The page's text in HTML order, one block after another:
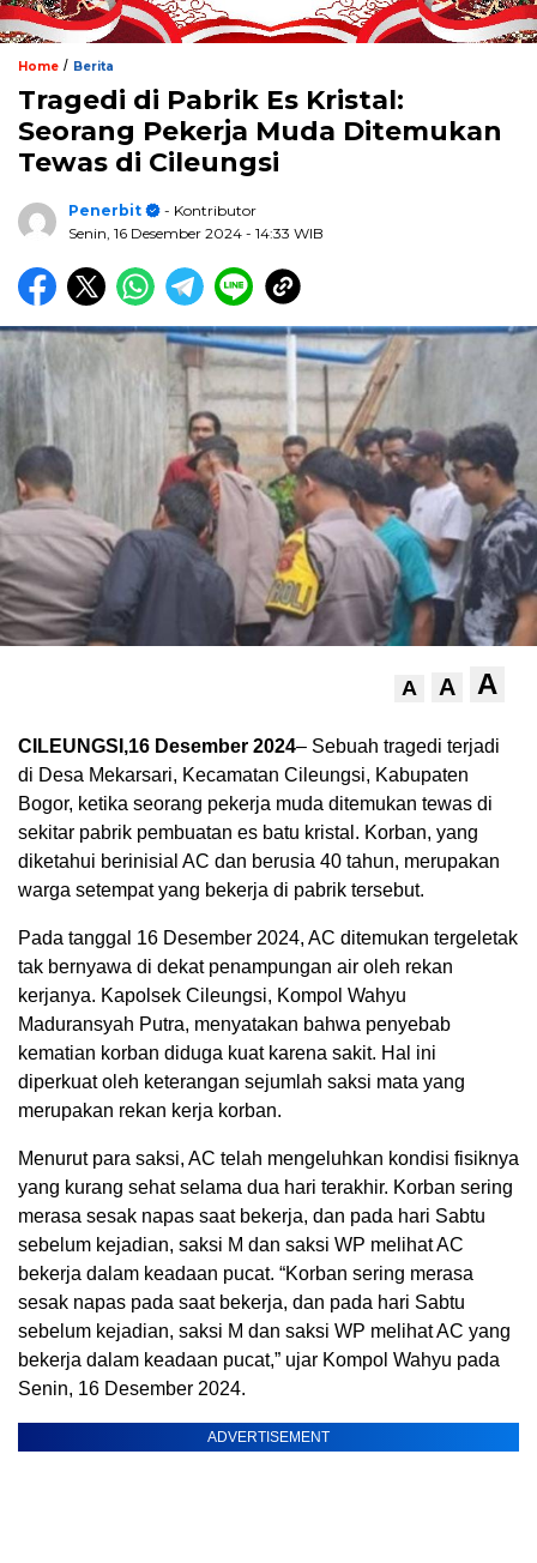
Home / Berita
Tragedi di Pabrik Es Kristal:
Seorang Pekerja Muda Ditemukan
Tewas di Cileungsi
Penerbit
- Kontributor
Senin, 16 Desember 2024 - 14:33 WIB
A A A
CILEUNGSI,16 Desember 2024– Sebuah tragedi terjadi
di Desa Mekarsari, Kecamatan Cileungsi, Kabupaten
Bogor, ketika seorang pekerja muda ditemukan tewas di
sekitar pabrik pembuatan es batu kristal. Korban, yang
diketahui berinisial AC dan berusia 40 tahun, merupakan
warga setempat yang bekerja di pabrik tersebut.
Pada tanggal 16 Desember 2024, AC ditemukan tergeletak
tak bernyawa di dekat penampungan air oleh rekan
kerjanya. Kapolsek Cileungsi, Kompol Wahyu
Maduransyah Putra, menyatakan bahwa penyebab
kematian korban diduga kuat karena sakit. Hal ini
diperkuat oleh keterangan sejumlah saksi mata yang
merupakan rekan kerja korban.
Menurut para saksi, AC telah mengeluhkan kondisi fisiknya
yang kurang sehat selama dua hari terakhir. Korban sering
merasa sesak napas saat bekerja, dan pada hari Sabtu
sebelum kejadian, saksi M dan saksi WP melihat AC
bekerja dalam keadaan pucat. “Korban sering merasa
sesak napas pada saat bekerja, dan pada hari Sabtu
sebelum kejadian, saksi M dan saksi WP melihat AC yang
bekerja dalam keadaan pucat,” ujar Kompol Wahyu pada
Senin, 16 Desember 2024.
ADVERTISEMENT